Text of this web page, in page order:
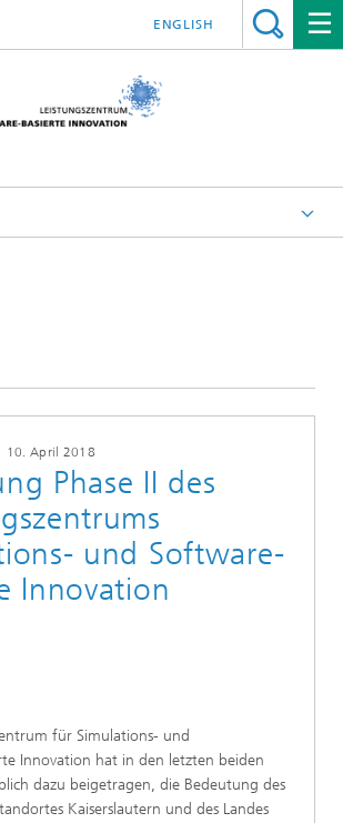
ENGLISH
und Events 2018
10. April 2018
Phase II des
und Software-
Innovation
für Simulations- und
Innovation hat in den letzten beiden
dazu beigetragen, die Bedeutung des
Kaiserslautern und des Landes